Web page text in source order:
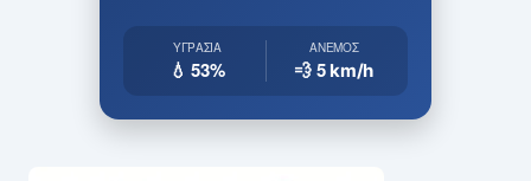
ΥΓΡΑΣΊΑ
💧 53%
ΆΝΕΜΟΣ
💨 5km/h